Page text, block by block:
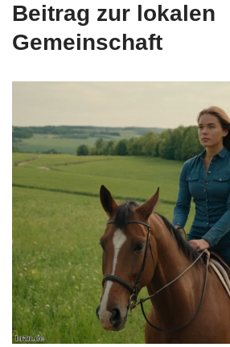
Beitrag zur lokalen
Gemeinschaft